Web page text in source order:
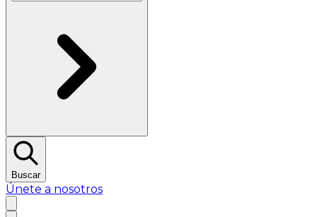
Buscar
Únete a nosotros